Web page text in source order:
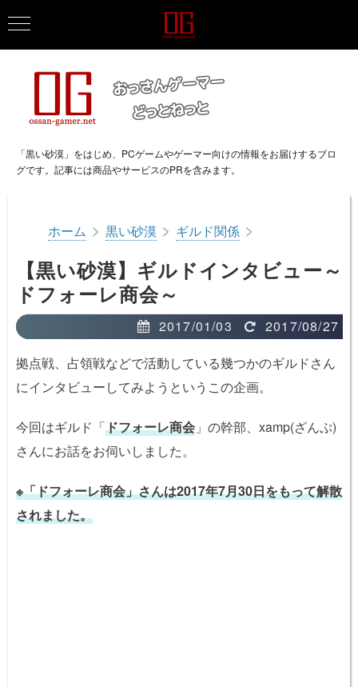
「黒い砂漠」をはじめ、PCゲームやゲーマー向けの情報をお届けするブロ
グです。記事には商品やサービスのPRを含みます。
ホーム > 黒い砂漠 > ギルド関係 >
【黒い砂漠】ギルドインタビュー～
ドフォーレ商会～
2017/01/03
2017/08/27
拠点戦、占領戦などで活動している幾つかのギルドさん
にインタビューしてみようというこの企画。
今回はギルド「ドフォーレ商会 」の幹部、xamp(ざんぷ)
さんにお話をお伺いしました。
※「ドフォーレ商会」さんは2017年7月30日をもって解散
されました。